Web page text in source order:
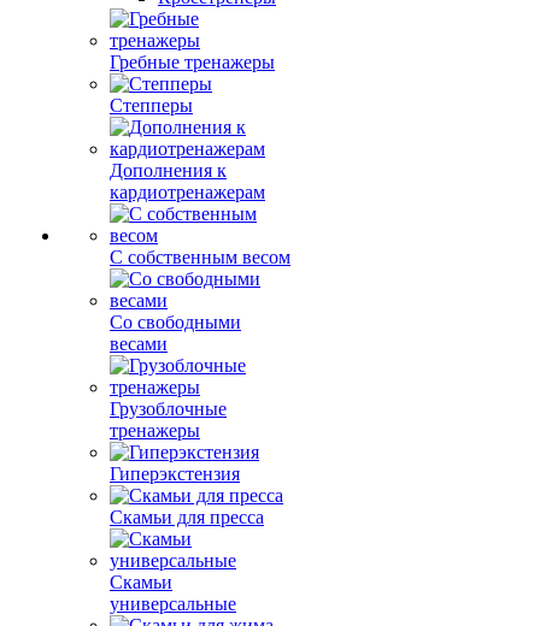
Гребные тренажеры
Степперы
Дополнения к
кардиотренажерам
С собственным весом
Со свободными
весами
Грузоблочные
тренажеры
Гиперэкстензия
Скамьи для пресса
Скамьи
универсальные